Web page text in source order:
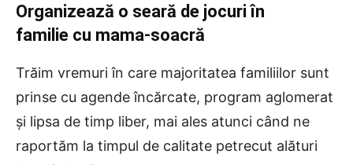
Organizează o seară de jocuri în
familie cu mama-soacră
Trăim vremuri în care majoritatea familiilor sunt
prinse cu agende încărcate, program aglomerat
și lipsa de timp liber, mai ales atunci când ne
raportăm la timpul de calitate petrecut alături